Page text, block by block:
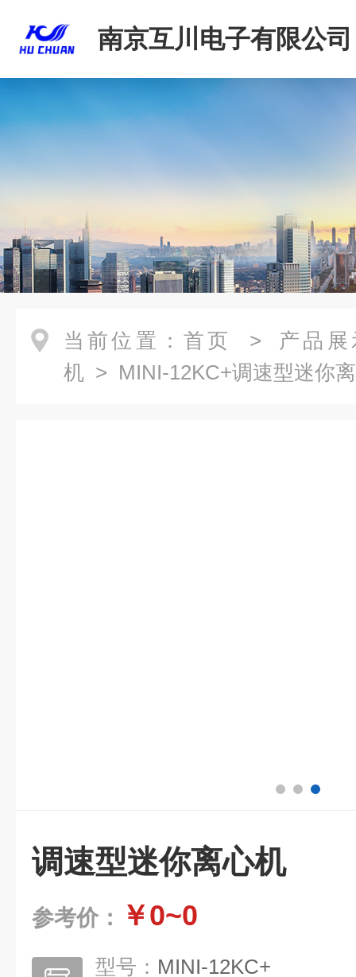
南京互川电子有限公司
当前位置： 首页 > 产品展
机 > MINI-12KC+调速型迷你
调速型迷你离心机
参考价： ￥0~0
型号： MINI-12KC+